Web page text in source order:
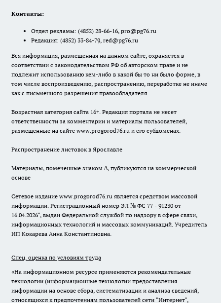
Контакты:
Отдел рекламы: (4852) 28-66-16, pro@pg76.ru
Редакция: (4852) 33-84-79, red@pg76.ru
Вся информация, размещенная на данном сайте, охраняется в
соответствии с законодательством РФ об авторском праве и не
подлежит использованию кем-либо в какой бы то ни было форме, в
том числе воспроизведению, распространению, переработке не иначе
как с письменного разрешения правообладателя.
Возрастная категория сайта 16+. Редакция портала не несет
ответственности за комментарии и материалы пользователей,
размещенные на сайте www.progorod76.ru и его субдоменах.
Распространение листовок в Ярославле
Материалы, помеченные знаком ∆, публикуются на коммерческой
основе
Сетевое издание www.progorod76.ru является средством массовой
информации. Регистрационный номер ЭЛ № ФС 77 - 91230 от
16.04.2026", выдан Федеральной службой по надзору в сфере связи,
информационных технологий и массовых коммуникаций. Учредитель
ИП Кокарева Анна Константиновна.
Спец. оценка по условиям труда
«На информационном ресурсе применяются рекомендательные
технологии (информационные технологии предоставления
информации на основе сбора, систематизации и анализа сведений,
относящихся к предпочтениям пользователей сети "Интернет",